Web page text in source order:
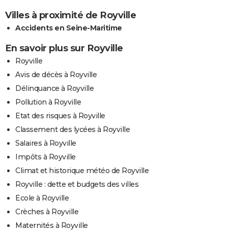
Villes à proximité de Royville
Accidents en Seine-Maritime
En savoir plus sur Royville
Royville
Avis de décès à Royville
Délinquance à Royville
Pollution à Royville
Etat des risques à Royville
Classement des lycées à Royville
Salaires à Royville
Impôts à Royville
Climat et historique météo de Royville
Royville : dette et budgets des villes
Ecole à Royville
Crèches à Royville
Maternités à Royville